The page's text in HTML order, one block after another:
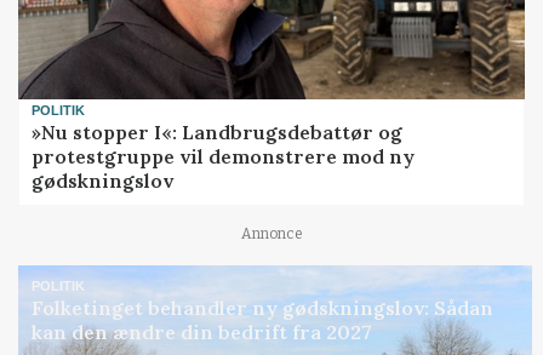
POLITIK
»Nu stopper I«: Landbrugsdebattør og
protestgruppe vil demonstrere mod ny
gødskningslov
Annonce
POLITIK
Folketinget behandler ny gødskningslov: Sådan
kan den ændre din bedrift fra 2027